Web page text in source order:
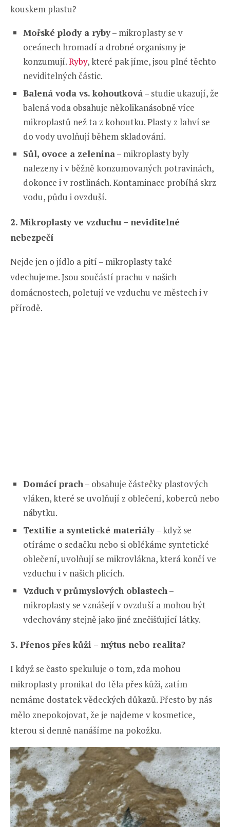
kouskem plastu?
Mořské plody a ryby– mikroplasty se v
oceánech hromadí a drobné organismy je
konzumují.Ryby, které pak jíme, jsou plné těchto
neviditelných částic.
Balená voda vs. kohoutková– studie ukazují, že
balená voda obsahuje několikanásobně více
mikroplastů než ta z kohoutku. Plasty z lahví se
do vody uvolňují během skladování.
Sůl, ovoce a zelenina– mikroplasty byly
nalezeny i v běžně konzumovaných potravinách,
dokonce i v rostlinách. Kontaminace probíhá skrz
vodu, půdu i ovzduší.
2. Mikroplasty ve vzduchu – neviditelné
nebezpečí
Nejde jen o jídlo a pití – mikroplasty také
vdechujeme. Jsou součástí prachu v našich
domácnostech, poletují ve vzduchu ve městech i v
přírodě.
Domácí prach– obsahuje částečky plastových
vláken, které se uvolňují z oblečení, koberců nebo
nábytku.
Textilie a syntetické materiály– když se
otíráme o sedačku nebo si oblékáme syntetické
oblečení, uvolňují se mikrovlákna, která končí ve
vzduchu i v našich plicích.
Vzduch v průmyslových oblastech–
mikroplasty se vznášejí v ovzduší a mohou být
vdechovány stejně jako jiné znečišťující látky.
3. Přenos přes kůži – mýtus nebo realita?
I když se často spekuluje o tom, zda mohou
mikroplasty pronikat do těla přes kůži, zatím
nemáme dostatek vědeckých důkazů. Přesto by nás
mělo znepokojovat, že je najdeme v kosmetice,
kterou si denně nanášíme na pokožku.